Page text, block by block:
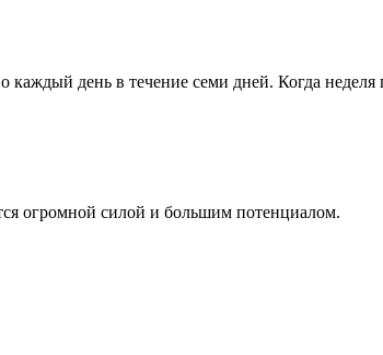
каждый день в течение семи дней. Когда
огромной силой и большим потенциалом.